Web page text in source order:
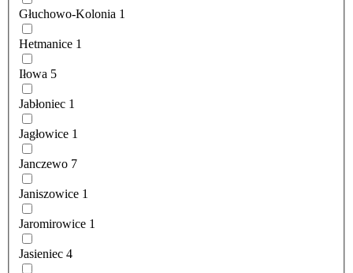
Głuchowo-Kolonia 1
Hetmanice 1
Iłowa 5
Jabłoniec 1
Jagłowice 1
Janczewo 7
Janiszowice 1
Jaromirowice 1
Jasieniec 4